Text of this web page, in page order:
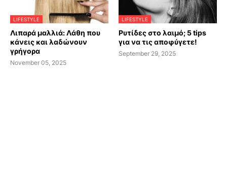
LIFESTYLE
Λιπαρά μαλλιά: Λάθη που
κάνεις και λαδώνουν
γρήγορα
November 05, 2025
LIFESTYLE
Ρυτίδες στο λαιμό; 5 tips
για να τις αποφύγετε!
September 29, 2025